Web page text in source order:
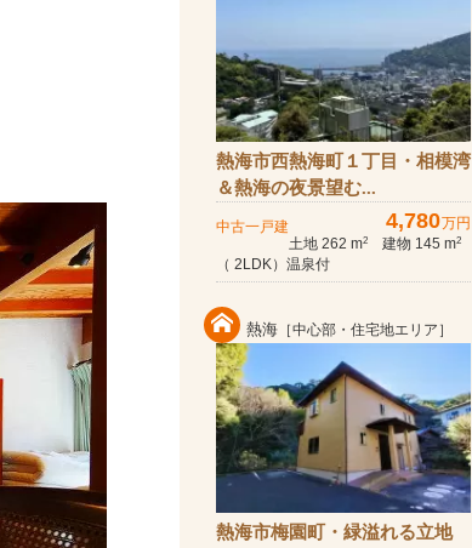
熱海市西熱海町１丁目・相模湾
＆熱海の夜景望む...
中古一戸建 4,780万円
土地 262 m2 建物 145 m2
（ 2LDK）温泉付
熱海 ［中心部・住宅地エリア］
熱海市梅園町・緑溢れる立地